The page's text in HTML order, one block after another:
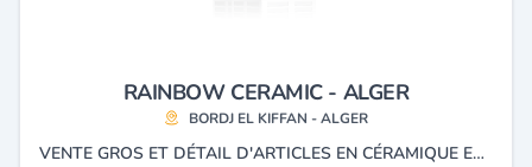
RAINBOW CERAMIC - ALGER
BORDJ EL KIFFAN - ALGER
VENTE GROS ET DÉTAIL D'ARTICLES EN CÉRAMIQUE ET ARTICLES SANITAIRES.